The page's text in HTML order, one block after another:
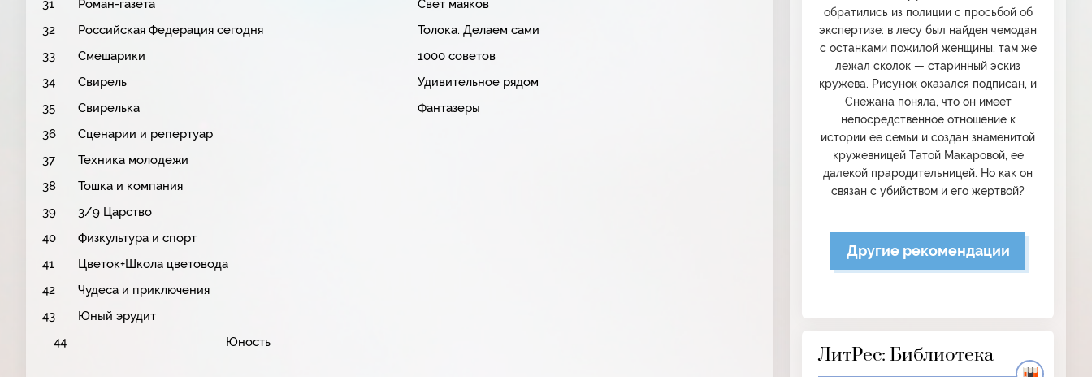
31
Роман-газета
Свет маяков
32
Российская Федерация сегодня
Толока. Делаем сами
33
Смешарики
1000 советов
34
Свирель
Удивительное рядом
35
Свирелька
Фантазеры
36
Сценарии и репертуар
37
Техника молодежи
38
Тошка и компания
39
3/9 Царство
40
Физкультура и спорт
41
Цветок+Школа цветовода
42
Чудеса и приключения
43
Юный эрудит
44
Юность
обратились из полиции с просьбой об
экспертизе: в лесу был найден чемодан
с останками пожилой женщины, там же
лежал сколок — старинный эскиз
кружева. Рисунок оказался подписан, и
Снежана поняла, что он имеет
непосредственное отношение к
истории ее семьи и создан знаменитой
кружевницей Татой Макаровой, ее
далекой прародительницей. Но как он
связан с убийством и его жертвой?
Другие рекомендации
ЛитРес: Библиотека